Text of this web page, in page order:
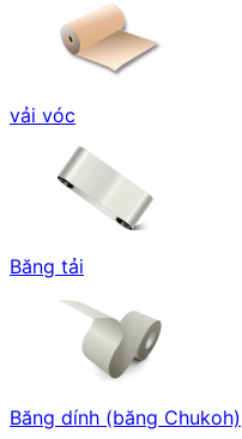
vải vóc
Băng tải
Băng dính (băng Chukoh)